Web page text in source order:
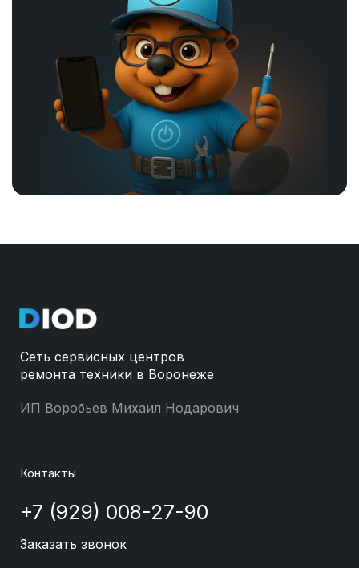
Сеть сервисных центров
ремонта техники в Воронеже
ИП Воробьев Михаил Нодарович
Контакты
+7 (929) 008-27-90
Заказать звонок